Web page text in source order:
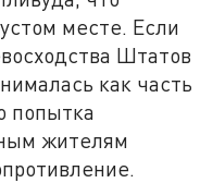
месте. Если
Штатов
как часть
попытка
жителям